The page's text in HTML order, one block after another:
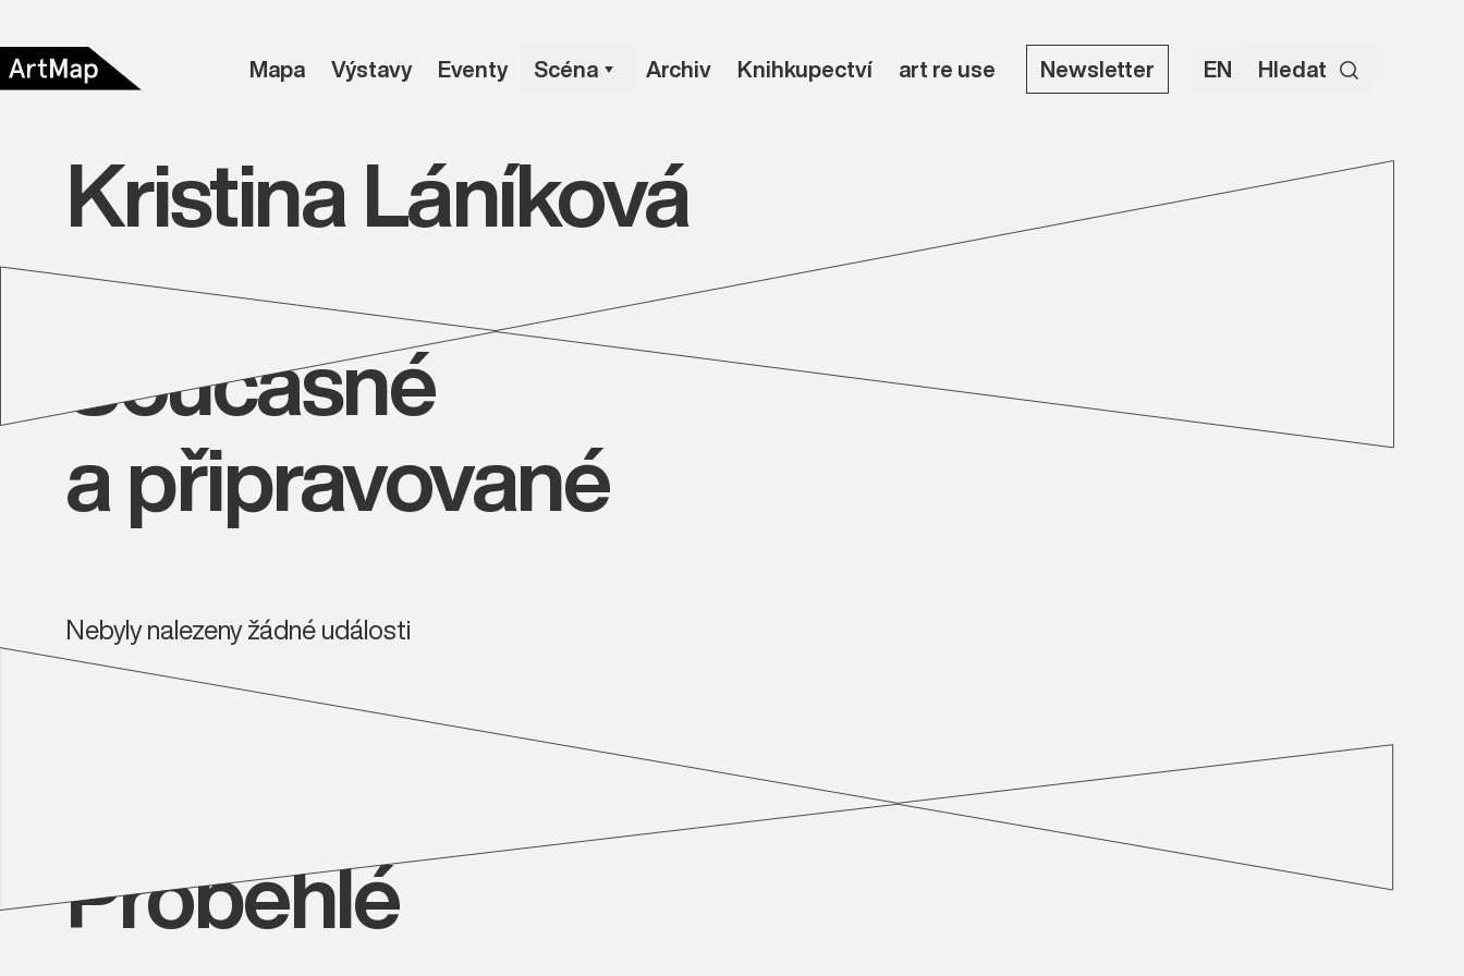
Mapa Výstavy Eventy Scéna Archiv Knihkupectví art re use Newsletter EN Hledat
Kristina Láníková
Současné
a připravované
Nebyly nalezeny žádné události
Proběhlé